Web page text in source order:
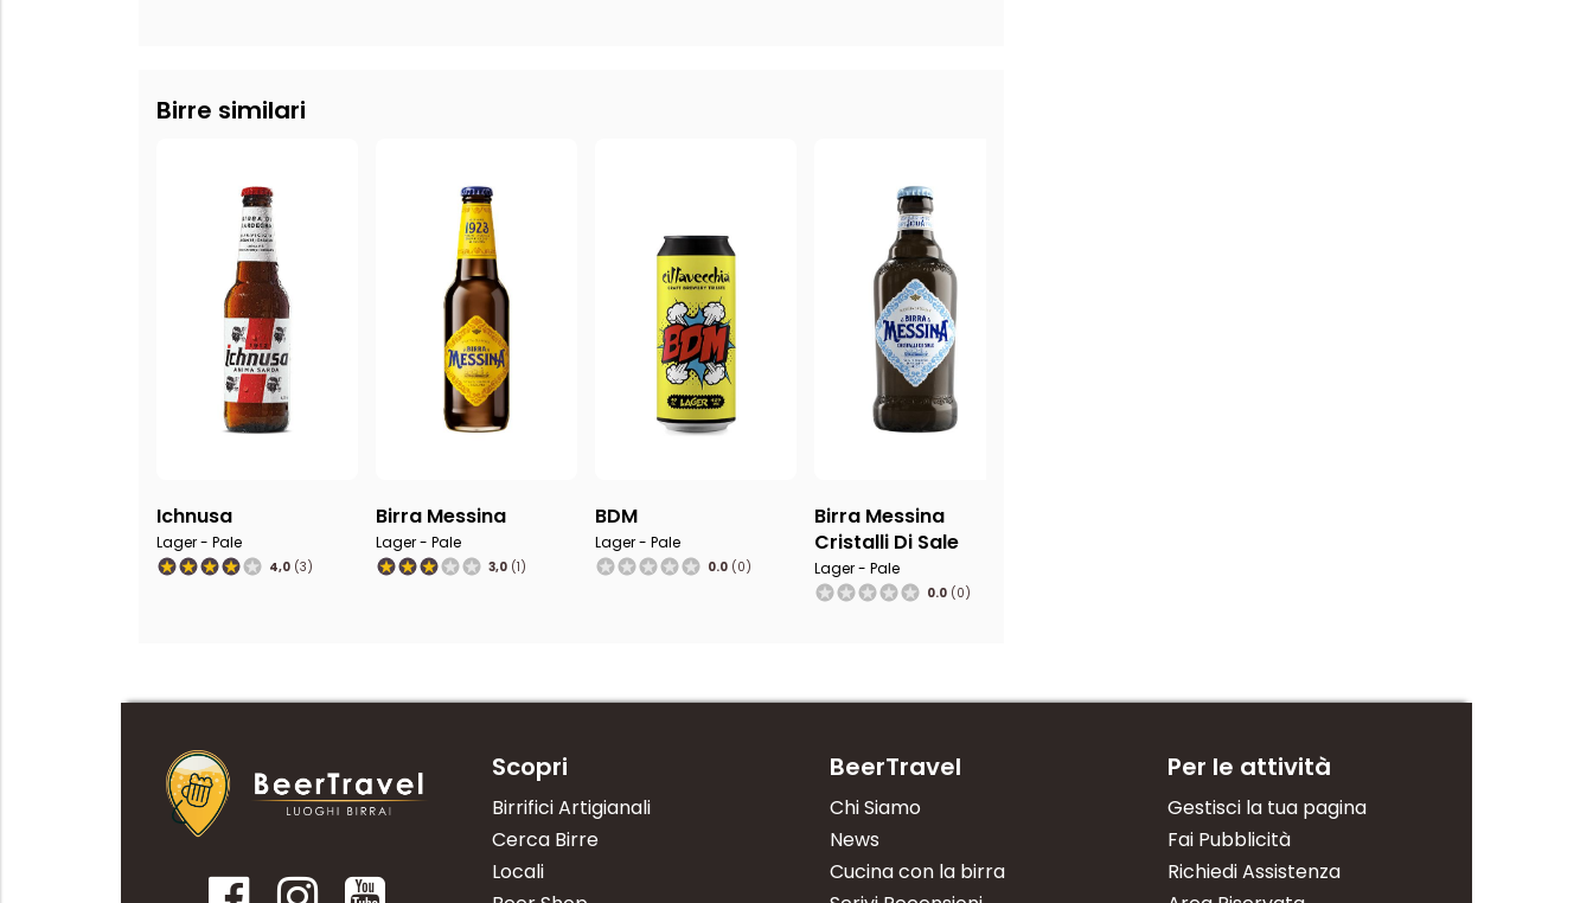
Birre similari
Ichnusa
Lager - Pale
4,0(3)
Birra Messina
Lager - Pale
3,0(1)
Lager - Pale
0.0(0)
Birra Messina
Cristalli Di Sale
Lager - Pale
0.0(0)
Scopri
Birrifici Artigianali
Cerca Birre
Locali
BeerTravel
Chi Siamo
News
Cucina con la birra
Per le attività
Gestisci la tua pagina
Fai Pubblicità
Richiedi Assistenza